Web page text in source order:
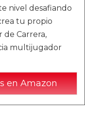
nivel desafiando
tu propio
Carrera,
multijugador
en Amazon